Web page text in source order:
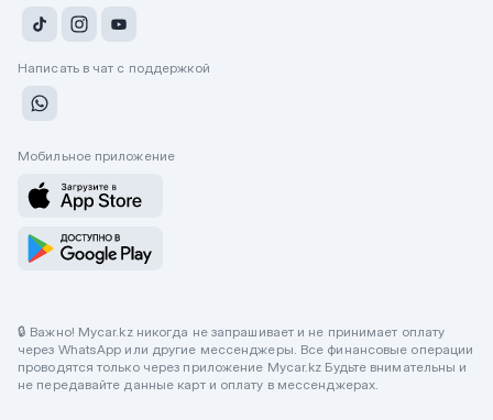
Написать в чат с поддержкой
Мобильное приложение
🔒 Важно! Mycar.kz никогда не запрашивает и не принимает оплату
через WhatsApp или другие мессенджеры. Все финансовые операции
проводятся только через приложение Mycar.kz Будьте внимательны и
не передавайте данные карт и оплату в мессенджерах.